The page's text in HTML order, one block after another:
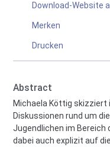
Download-Website
Merken
Drucken
Abstract
Michaela Köttig skizziert
Diskussionen rund um
Jugendlichen im Bereich
dabei auch explizit auf